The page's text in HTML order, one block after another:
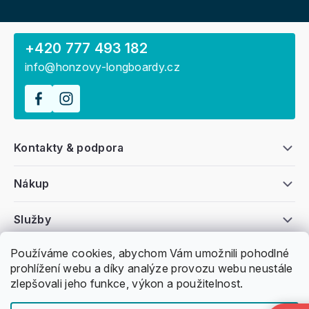
Používáme cookies, abychom Vám umožnili pohodlné
prohlížení webu a díky analýze provozu webu neustále
zlepšovali jeho funkce, výkon a použitelnost.
Všeobecné informace
Nákup
Kontakty & podpora
Služby
+420 777 493 182
info@honzovy-longboardy.cz